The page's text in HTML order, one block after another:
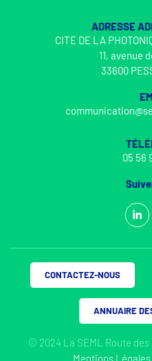
ADRESSE
CITE DE LA
11, avenue
33600
05 56
© 2024 La SEML Route
Mentions Légales
CONTACTEZ-NOUS
ANNUAIRE